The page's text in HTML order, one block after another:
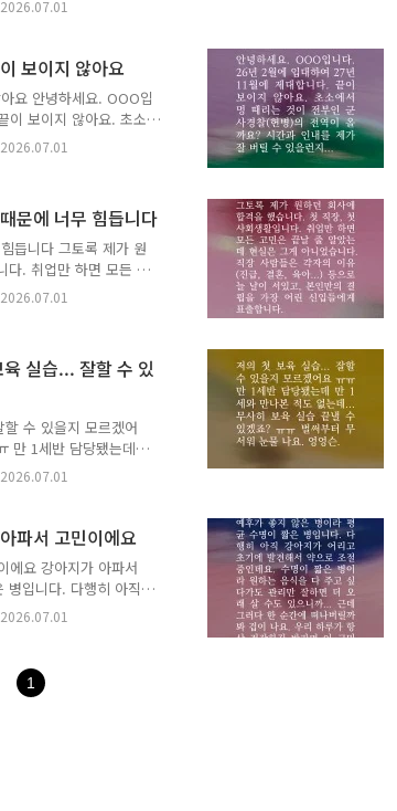
가고 있네요. 누군가는
항상 남과 비교하는 순
이 없을까 걱정입니다.
합니다. 생애를 건너는
..
2026.07.01
보이지 않아요
요 안녕하세요. OOO입
이 보이지 않아요. 초소
요? 시간과 인내를 제
당신의 고민에 책으로
정표가 되어줄 예정입
주신 분의 이름(별명)으
2026.07.01
문에 너무 힘듭니다
듭니다 그토록 제가 원
다. 취업만 하면 모든 고
람들은 각자의 이유
핍을 가장 어린 신입들
금이라도 다른 길을 찾
시간을 먼저 지나온
2026.07.01
실습... 잘할 수 있
수 있을지 모르겠어
만 1세반 담당됐는데
있겠죠? ㅠㅠ 벌써부
가, 당신의 고민에 책
겨주세요.🎁 여러분이
다정한 이정표가 되어
, 추천해주신 분의 이
..
2026.07.01
파서 고민이에요
에요 강아지가 아파서
병입니다. 다행히 아직
수명이 짧은 병이라 원
수도 있으니까... 근데
의 고민에 책으로 답합
.✍️ 고민에 어울리는 책
2026.07.01
1